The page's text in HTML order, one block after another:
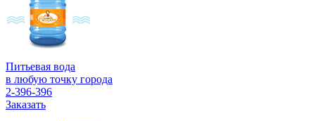
Питьевая вода
в любую точку города
2-396-396
Заказать